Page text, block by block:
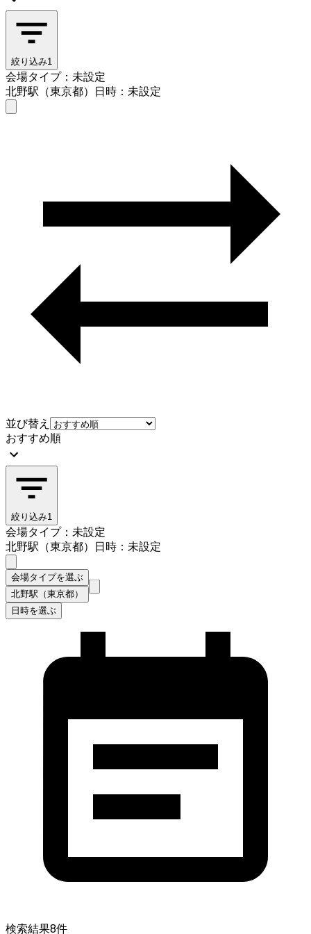
絞り込み1
会場タイプ：未設定
北野駅（東京都）
日時：未設定
並び替え
おすすめ順
絞り込み1
会場タイプ：未設定
北野駅（東京都）
日時：未設定
会場タイプを選ぶ
北野駅（東京都）
日時を選ぶ
検索結果8件